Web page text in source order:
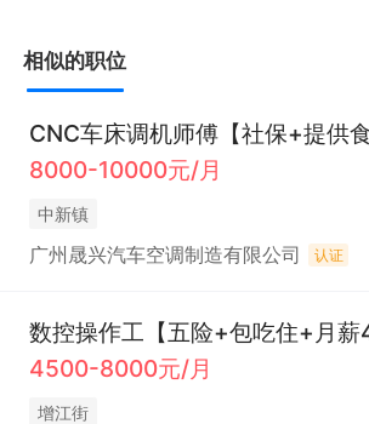
相似的职位
CNC车床调机师傅【社保+提供食
8000-10000元/月
中新镇
广州晟兴汽车空调制造有限公司 认证
数控操作工【五险+包吃住+月薪
4500-8000元/月
增江街